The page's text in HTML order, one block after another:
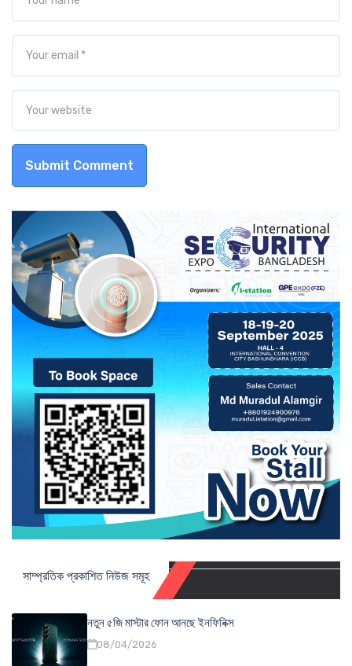
Submit Comment
সাম্প্রতিক প্রকাশিত নিউজ সমূহ
নতুন ৫জি মাস্টার ফোন আনছে ইনফিনিক্স
08/04/2026